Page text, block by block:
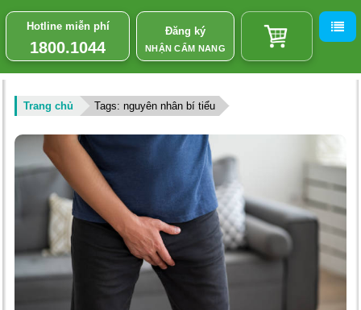
Hotline miễn phí
1800.1044
Đăng ký
NHẬN CẨM NANG
Trang chủ Tags: nguyên nhân bí tiểu